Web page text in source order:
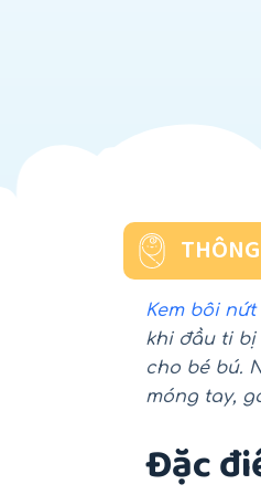
Kem bôi
khi đầu ti bị
cho bé bú.
móng tay,
Đặc